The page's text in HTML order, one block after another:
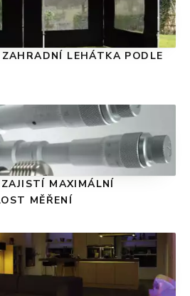
LEHÁTKA PODLE
MAXIMÁLNÍ
MĚŘENÍ